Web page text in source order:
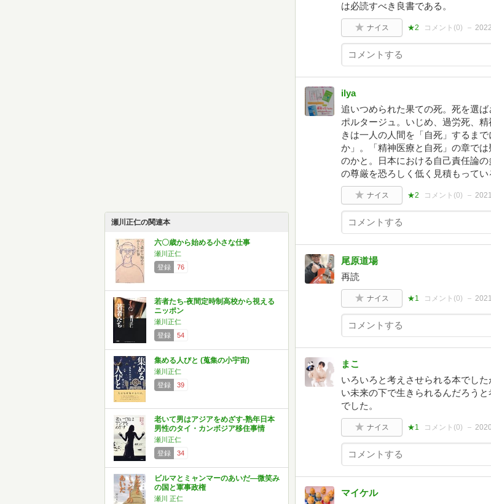
瀬川正仁の関連本
六〇歳から始める小さな仕事
瀬川正仁
登録
76
若者たち-夜間定時制高校から視える
ニッポン
瀬川正仁
登録
54
集める人びと (蒐集の小宇宙)
瀬川正仁
登録
39
老いて男はアジアをめざす-熟年日本
男性のタイ・カンボジア移住事情
瀬川正仁
登録
34
ビルマとミャンマーのあいだ―微笑み
の国と軍事政権
瀬川 正仁
は必読すべき良書である。
ナイス ★2 コメント(0)
ilya
追いつめられた果ての死。死を選
ポルタージュ。いじめ、過労死、
きは一人の人間を「自死」するま
か」。「精神医療と自死」の章で
のかと。日本における自己責任論
の尊厳を恐ろしく低く見積もって
ナイス ★2 コメント(0)
尾原道場
再読
ナイス ★1 コメント(0)
まこ
いろいろと考えさせられる本でし
い未来の下で生きられるんだろう
でした。
ナイス ★1 コメント(0)
マイケル